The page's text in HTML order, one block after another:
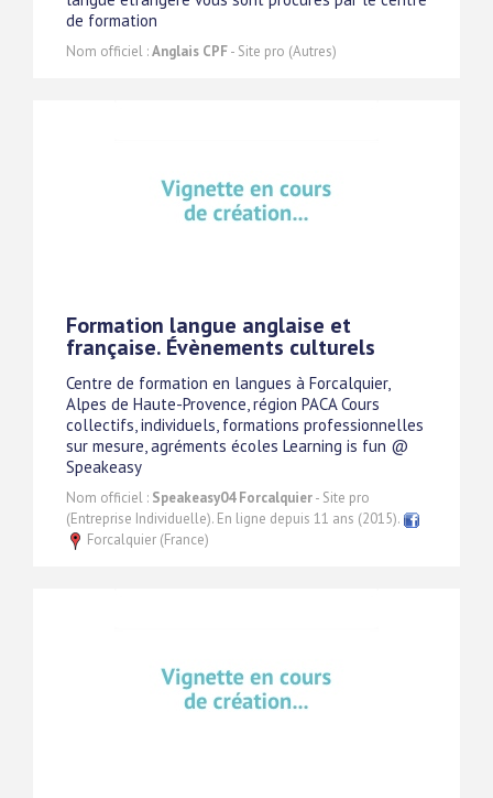
de formation
Nom officiel :Anglais CPF- Site pro (Autres)
Formation langue anglaise et
française. Évènements culturels
Centre de formation en langues à Forcalquier,
Alpes de Haute-Provence, région PACA Cours
collectifs, individuels, formations professionnelles
sur mesure, agréments écoles Learning is fun @
Speakeasy
Nom officiel : Speakeasy04 Forcalquier- Site pro
(Entreprise Individuelle). En ligne depuis 11 ans (2015).
Forcalquier (France)